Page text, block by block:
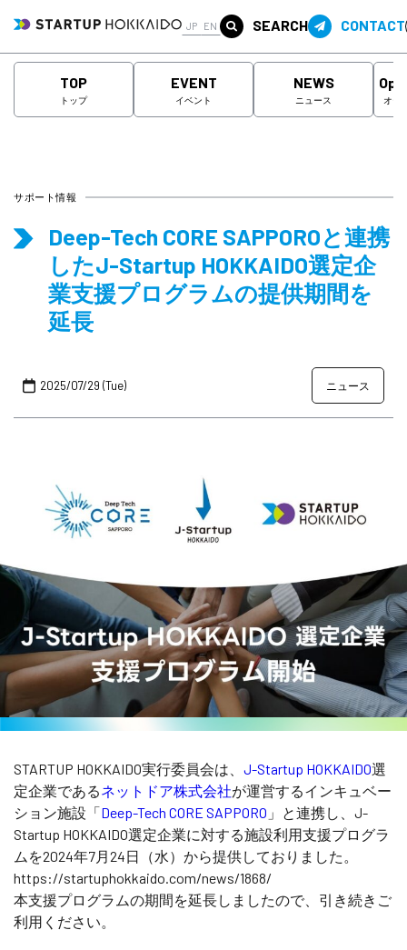
JP EN SEARCH CONTACT
TOP
トップ
EVENT
イベント
NEWS
ニュース オー
サポート情報
Deep-Tech CORE SAPPOROと連携
したJ-Startup HOKKAIDO選定企
業支援プログラムの提供期間を
延長
2025/07/29 (Tue) ニュース
STARTUP HOKKAIDO実行委員会は、 J-Startup HOKKAIDO選
定企業であるネットドア株式会社が運営するインキュベー
ション施設「Deep-Tech CORE SAPPORO 」と連携し、J-
Startup HOKKAIDO選定企業に対する施設利用支援プログラ
ムを2024年7月24日（水）から提供しておりました。
https://startuphokkaido.com/news/1868/
本支援プログラムの期間を延長しましたので、引き続きご
利用ください。